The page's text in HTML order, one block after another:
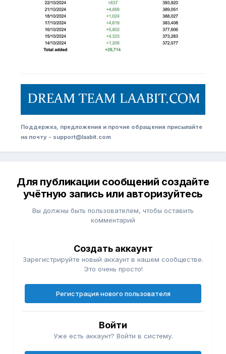
Поддержка, предложения и прочие обращения присылайте
на почту - support@laabit.com
Для публикации сообщений создайте
учётную запись или авторизуйтесь
Вы должны быть пользователем, чтобы оставить
комментарий
Создать аккаунт
Зарегистрируйте новый аккаунт в нашем сообществе.
Это очень просто!
Регистрация нового пользователя
Войти
Уже есть аккаунт? Войти в систему.